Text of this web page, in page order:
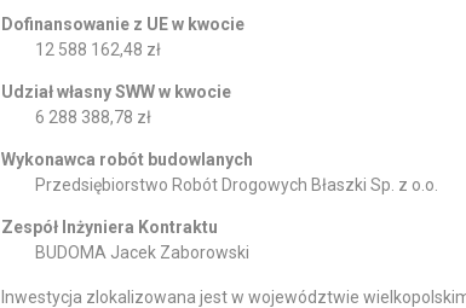
Dofinansowanie z UE w kwocie
12 588 162,48 zł
Udział własny SWW w kwocie
6 288 388,78 zł
Wykonawca robót budowlanych
Przedsiębiorstwo Robót Drogowych Błaszki Sp. z o.o.
Zespół Inżyniera Kontraktu
BUDOMA Jacek Zaborowski
Inwestycja zlokalizowana jest w województwie